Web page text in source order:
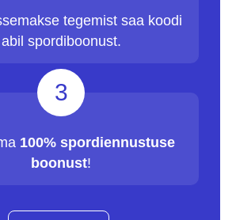
tegemist saa koodi
abil spordiboonust.
3
100% spordiennustuse
boonust!